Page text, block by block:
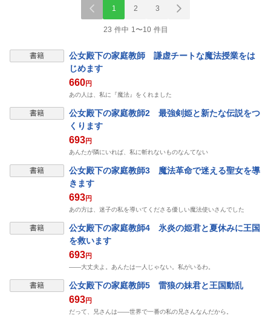
1 2 3
23 件中 1〜10 件目
書籍
公女殿下の家庭教師 謙虚チートな魔法授業をは
じめます
660円
あの人は、私に『魔法』をくれました
書籍
公女殿下の家庭教師2 最強剣姫と新たな伝説をつ
くります
693円
あんたが隣にいれば、私に斬れないものなんてない
書籍
公女殿下の家庭教師3 魔法革命で迷える聖女を導
きます
693円
あの方は、迷子の私を導いてくださる優しい魔法使いさんでした
書籍
公女殿下の家庭教師4 氷炎の姫君と夏休みに王国
を救います
693円
――大丈夫よ。あんたは一人じゃない。私がいるわ。
書籍 公女殿下の家庭教師5 雷狼の妹君と王国動乱
693円
だって、兄さんは――世界で一番の私の兄さんなんだから。